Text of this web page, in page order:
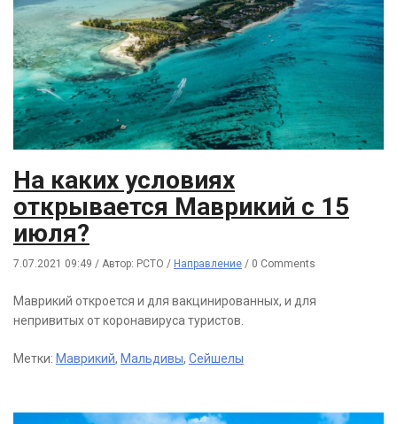
На каких условиях
открывается Маврикий с 15
июля?
7.07.2021 09:49 / Автор: РСТО / Направление / 0 Comments
Маврикий откроется и для вакцинированных, и для
непривитых от коронавируса туристов.
Метки: Маврикий, Мальдивы, Сейшелы